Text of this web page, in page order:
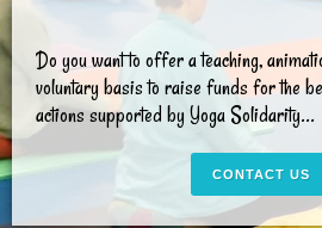
Do you want to offer a teaching,
voluntary basis to raise funds for the
actions supported by Yoga Solidarity...
CONTACT US